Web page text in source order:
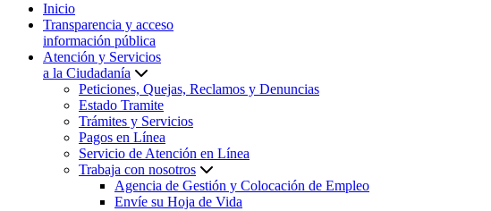
Inicio
Transparencia y acceso
información pública
Atención y Servicios
a la Ciudadanía
Peticiones, Quejas, Reclamos y Denuncias
Estado Tramite
Trámites y Servicios
Pagos en Línea
Servicio de Atención en Línea
Trabaja con nosotros
Agencia de Gestión y Colocación de Empleo
Envíe su Hoja de Vida